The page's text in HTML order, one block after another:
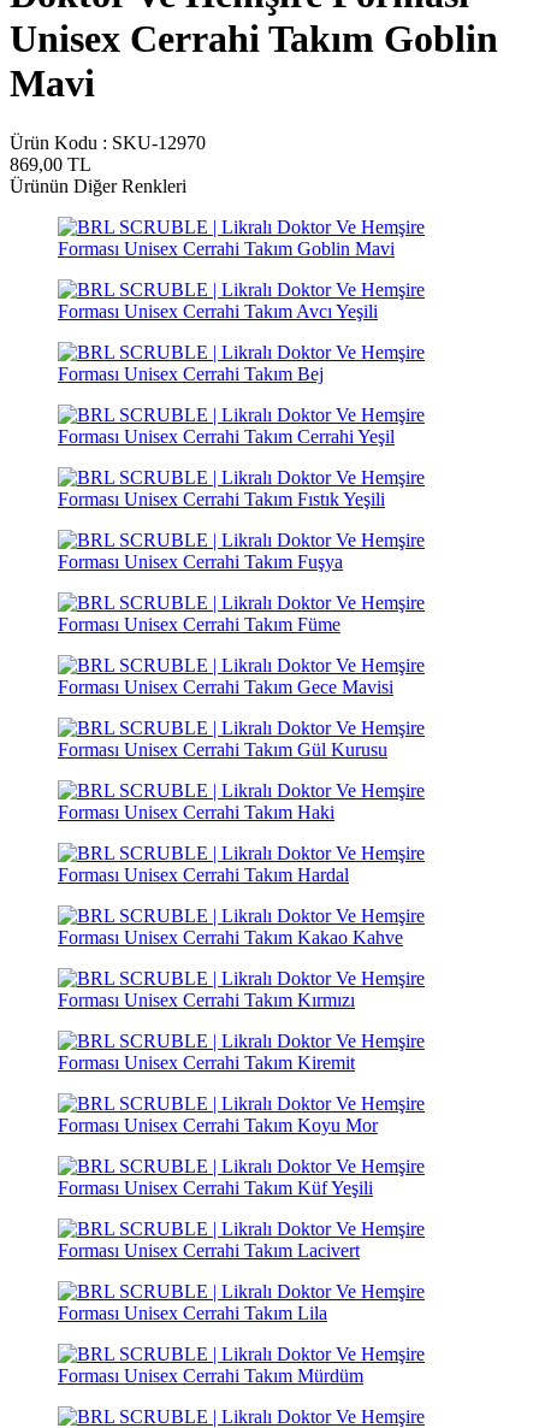
Unisex Cerrahi Takım Goblin
Mavi
Ürün Kodu : SKU-12970
869,00 TL
Ürünün Diğer Renkleri